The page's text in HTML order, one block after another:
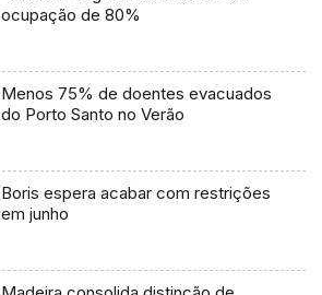
ocupação de 80%
Menos 75% de doentes evacuados
do Porto Santo no Verão
Boris espera acabar com restrições
em junho